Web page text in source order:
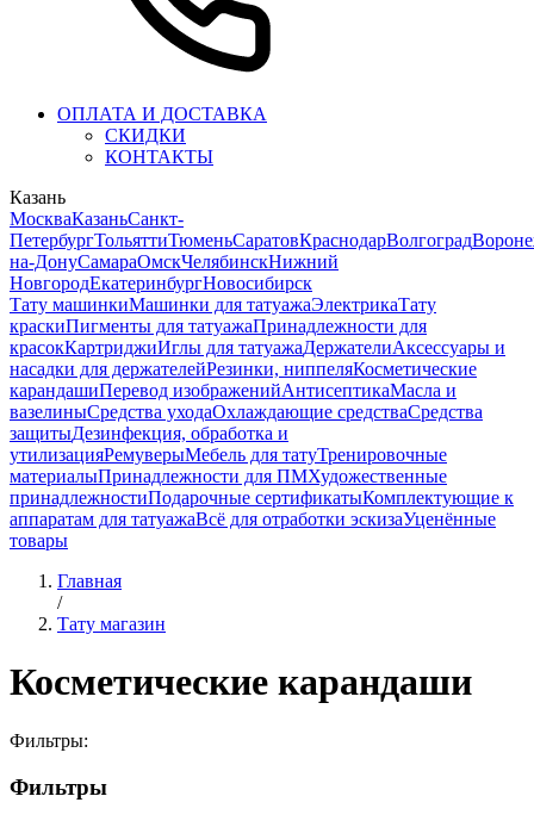
ОПЛАТА И ДОСТАВКА
СКИДКИ
КОНТАКТЫ
Казань
МоскваКазаньСанкт-
ПетербургТольяттиТюменьСаратовКраснодарВолгоград
на-ДонуСамараОмскЧелябинскНижний
НовгородЕкатеринбургНовосибирск
Тату машинкиМашинки для татуажаЭлектрикаТату
краскиПигменты для татуажаПринадлежности для
красокКартриджиИглы для татуажаДержателиАксессуары и
насадки для держателейРезинки, ниппеляКосметические
карандашиПеревод изображенийАнтисептикаМасла и
вазелиныСредства уходаОхлаждающие средстваСредства
защитыДезинфекция, обработка и
утилизацияРемуверыМебель для татуТренировочные
материалыПринадлежности для ПМХудожественные
принадлежностиПодарочные сертификатыКомплектующие к
аппаратам для татуажаВсё для отработки эскизаУценённые
товары
Главная
/
Тату магазин
Косметические карандаши
Фильтры:
Фильтры